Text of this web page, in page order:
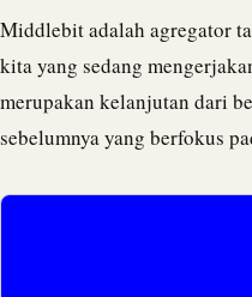
Middlebit adalah agregator
kita yang sedang
merupakan kelanjutan dari
sebelumnya yang berfokus